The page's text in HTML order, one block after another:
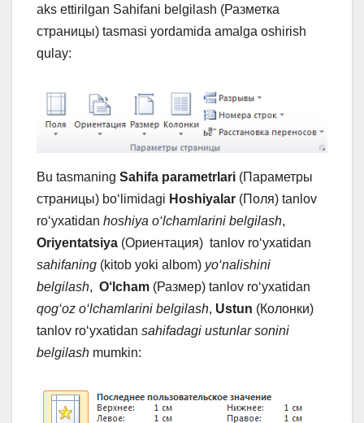
aks ettirilgan Sahifani belgilash (Разметка
страницы) tasmasi yordamida amalga oshirish
qulay:
Bu tasmaning Sahifa parametrlari (Параметры
страницы) bo‘limidagi Hoshiyalar (Поля) tanlov
ro‘yxatidan hoshiya o‘lchamlarini belgilash,
Oriyentatsiya (Ориентация) tanlov ro‘yxatidan
sahifaning (kitob yoki albom) yo‘nalishini
belgilash, O‘lcham (Размер) tanlov ro‘yxatidan
qog‘oz o‘lchamlarini belgilash, Ustun (Колонки)
tanlov ro‘yxatidan sahifadagi ustunlar sonini
belgilash mumkin: